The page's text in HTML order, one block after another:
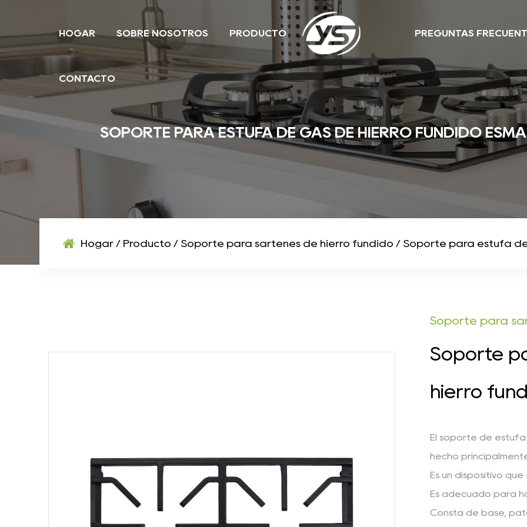
HOGAR SOBRE NOSOTROS PRODUCTO PREGUNTAS
CONTACTO
SOPORTE PARA ESTUFA DE GAS DE HIERRO FUNDIDO
Hogar / Producto / Soporte para sartenes de hierro fundido / Soporte para estufa
Soporte para
Soporte
hierro
El soporte de
hecho
Es un dispositivo
Es adecuado para
Consta de base,